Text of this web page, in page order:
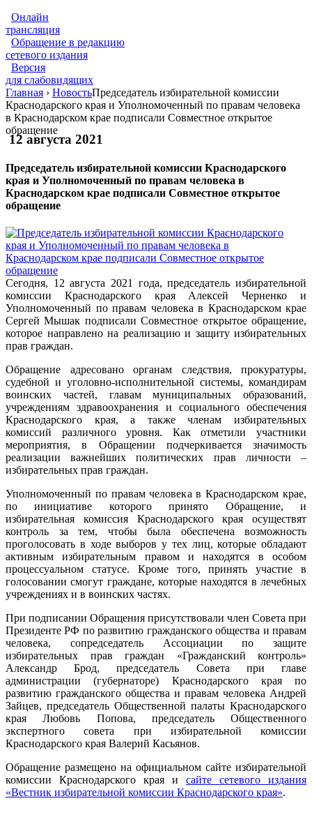
Онлайн
трансляция
Обращение в редакцию
сетевого издания
Версия
для слабовидящих
Главная › НовостьПредседатель избирательной комиссии
Краснодарского края и Уполномоченный по правам человека
в Краснодарском крае подписали Совместное открытое
обращение
12 августа 2021
Председатель избирательной комиссии Краснодарского
края и Уполномоченный по правам человека в
Краснодарском крае подписали Совместное открытое
обращение
Сегодня, 12 августа 2021 года, председатель избирательной
комиссии Краснодарского края Алексей Черненко и
Уполномоченный по правам человека в Краснодарском крае
Сергей Мышак подписали Совместное открытое обращение,
которое направлено на реализацию и защиту избирательных
прав граждан.
Обращение адресовано органам следствия, прокуратуры,
судебной и уголовно-исполнительной системы, командирам
воинских частей, главам муниципальных образований,
учреждениям здравоохранения и социального обеспечения
Краснодарского края, а также членам избирательных
комиссий различного уровня. Как отметили участники
мероприятия, в Обращении подчеркивается значимость
реализации важнейших политических прав личности –
избирательных прав граждан.
Уполномоченный по правам человека в Краснодарском крае,
по инициативе которого принято Обращение, и
избирательная комиссия Краснодарского края осуществят
контроль за тем, чтобы была обеспечена возможность
проголосовать в ходе выборов у тех лиц, которые обладают
активным избирательным правом и находятся в особом
процессуальном статусе. Кроме того, принять участие в
голосовании смогут граждане, которые находятся в лечебных
учреждениях и в воинских частях.
При подписании Обращения присутствовали член Совета при
Президенте РФ по развитию гражданского общества и правам
человека, сопредседатель Ассоциации по защите
избирательных прав граждан «Гражданский контроль»
Александр Брод, председатель Совета при главе
администрации (губернаторе) Краснодарского края по
развитию гражданского общества и правам человека Андрей
Зайцев, председатель Общественной палаты Краснодарского
края Любовь Попова, председатель Общественного
экспертного совета при избирательной комиссии
Краснодарского края Валерий Касьянов.
Обращение размещено на официальном сайте избирательной
комиссии Краснодарского края и сайте сетевого издания
«Вестник избирательной комиссии Краснодарского края».